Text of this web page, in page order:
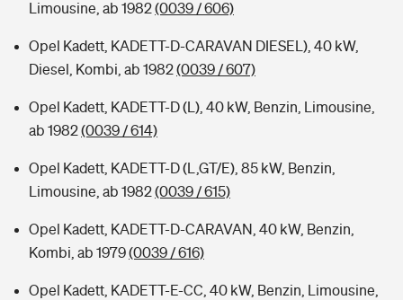
Limousine, ab 1982(0039 / 606)
Opel Kadett, KADETT-D-CARAVAN DIESEL), 40 kW,
Diesel, Kombi, ab 1982(0039 / 607)
Opel Kadett, KADETT-D (L), 40 kW, Benzin, Limousine,
ab 1982(0039 / 614)
Opel Kadett, KADETT-D (L,GT/E), 85 kW, Benzin,
Limousine, ab 1982(0039 / 615)
Opel Kadett, KADETT-D-CARAVAN, 40 kW, Benzin,
Kombi, ab 1979(0039 / 616)
Opel Kadett, KADETT-E-CC, 40 kW, Benzin, Limousine,